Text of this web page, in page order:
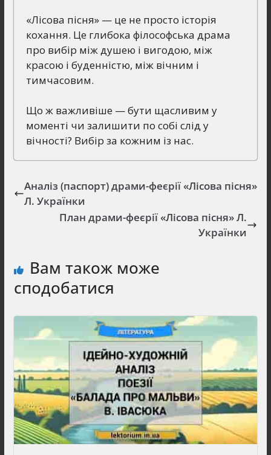
«Лісова пісня» — це не просто історія
кохання. Це глибока філософська драма
про вибір між душею і вигодою, між
красою і буденністю, між вічним і
тимчасовим.
Що ж важливіше — бути щасливим у
моменті чи залишити по собі слід у
вічності? Вибір за кожним із нас.
Аналіз (паспорт) драми-феєрії «Лісова пісня»
Л. Українки
План драми-феєрії «Лісова пісня» Л.
Українки
Вам також може
сподобатися